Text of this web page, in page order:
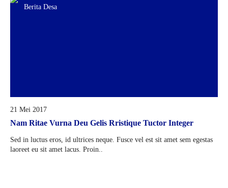
SARPRAS
Berita Desa
21 Mei 2017
Nam Ritae Vurna Deu Gelis Rristique Tuctor Integer
Sed in luctus eros, id ultrices neque. Fusce vel est sit amet sem egestas
laoreet eu sit amet lacus. Proin..